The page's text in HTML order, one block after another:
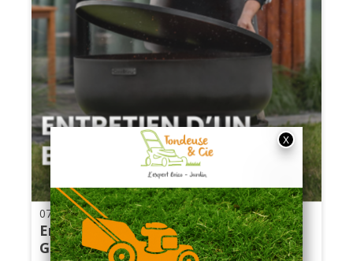
07.10.2024
Entretien d’un Brasero en Hiver :
Guide Complet